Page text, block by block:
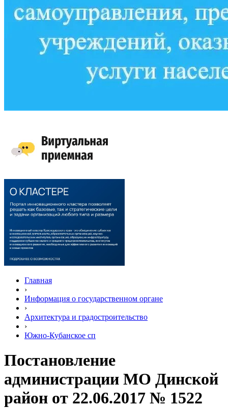
Главная
›
Информация о государственном органе
›
Архитектура и градостроительство
›
Южно-Кубанское сп
Постановление
администрации МО Динской
район от 22.06.2017 № 1522